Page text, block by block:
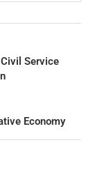
Service
Economy